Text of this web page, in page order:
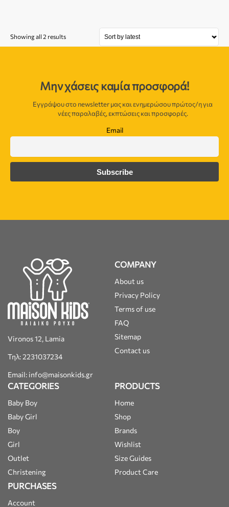
Showing all 2 results
Μην χάσεις καμία προσφορά!
Εγγράψου στο newsletter μας και ενημερώσου πρώτος/η για
νέες παραλαβές, εκπτώσεις και προσφορές.
Email
Vironos 12, Lamia
Τηλ: 2231037234
Email: info@maisonkids.gr
COMPANY
About us
Privacy Policy
Terms of use
FAQ
Sitemap
Contact us
CATEGORIES
Baby Boy
Baby Girl
Boy
Girl
Outlet
Christening
PRODUCTS
Home
Shop
Brands
Wishlist
Size Guides
Product Care
PURCHASES
Account